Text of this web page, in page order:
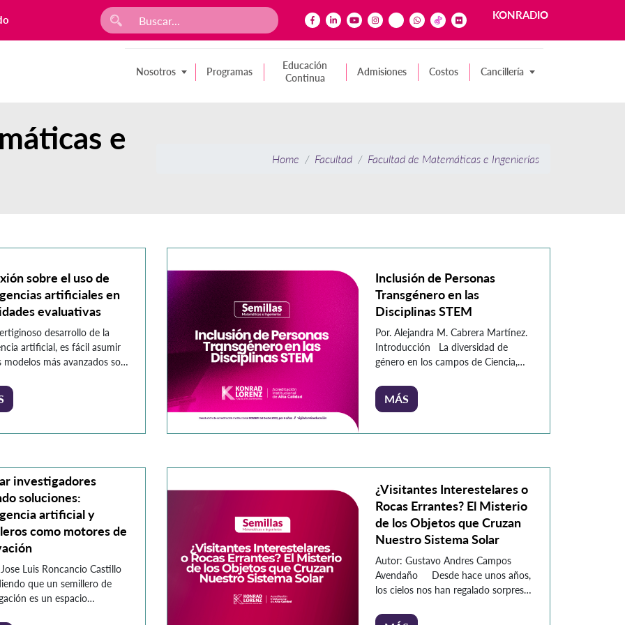
KONRADIO
Nosotros Programas
Educación
Continua
Admisiones Costos Cancillería
e
Home Facultad Facultad de Matemáticas e Ingenierías
sobre el uso de
artificiales en
evaluativas
desarrollo de la
artificial, es fácil asumir
modelos más avanzados son
las matemáticas. Sin
los datos revelan una
las limitaciones persistentes
y el impacto de sus
y advierte sobre […]
Inclusión de Personas
Transgénero en las
Disciplinas STEM
Por. Alejandra M. Cabrera Martínez.
Introducción La diversidad de
género en los campos de Ciencia,
(STEM) sigue siendo una deuda
pendiente en la búsqueda de
inclusivos. En Colombia en 2017,
matriculados en el primer año de
MÁS
investigadores
soluciones:
artificial y
como motores de
Luis Roncancio Castillo
que un semillero de
es un espacio
¿Visitantes Interestelares o
Rocas Errantes? El Misterio
de los Objetos que Cruzan
Nuestro Sistema Solar
Autor: Gustavo Andres Campos
Avendaño Desde hace unos años,
los cielos nos han regalado sorpresas
de ciencia ficción: objetos que no